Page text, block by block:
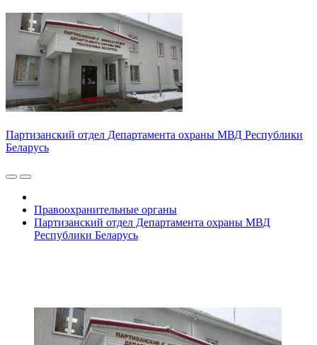
Партизанский отдел Департамента охраны МВД Республики
Беларусь
Правоохранительные органы
Партизанский отдел Департамента охраны МВД
Республики Беларусь